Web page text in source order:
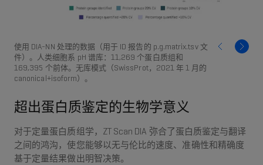
超出蛋白质鉴定的生物学意义
对于定量蛋白质组学，ZT Scan DIA 弥合了蛋白质鉴定与翻译
之间的鸿沟，使您能够以无与伦比的速度、准确性和精确度
基于定量结果做出明智决策。
使用 DIA-NN 处理的数据（用于 ID 报告的 p.g.matrix.tsv 文
件）。人类细胞系 pH 谱库：11,269 个蛋白质组和
169,395 个前体。无库模式（SwissProt，2021 年 1 月的
canonical+isoform）。